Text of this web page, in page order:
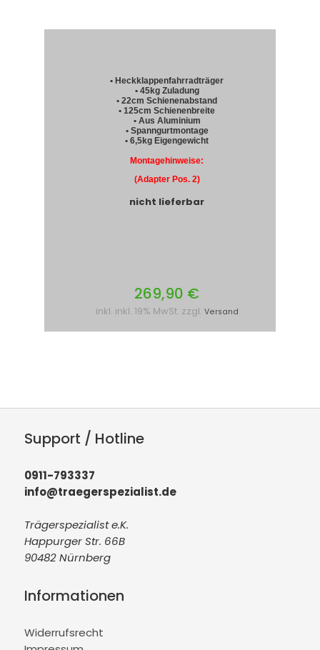
• Heckklappenfahrradträger
• 45kg Zuladung
• 22cm Schienenabstand
• 125cm Schienenbreite
• Aus Aluminium
• Spanngurtmontage
• 6,5kg Eigengewicht
Montagehinweise:
(Adapter Pos. 2)
nicht lieferbar
269,90 €
inkl. inkl. 19% MwSt. zzgl. Versand
Support / Hotline
0911-793337
info@traegerspezialist.de
Trägerspezialist e.K.
Happurger Str. 66B
90482 Nürnberg
Informationen
Widerrufsrecht